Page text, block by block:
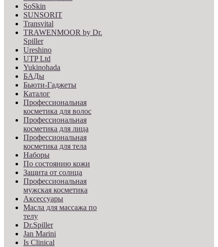
SoSkin
SUNSORIT
Transvital
TRAWENMOOR by Dr.
Spiller
Ureshino
UTP Ltd
Yukinohada
БАДы
Бьюти-Гаджеты
Каталог
Профессиональная
косметика для волос
Профессиональная
косметика для лица
Профессиональная
косметика для тела
Наборы
По состоянию кожи
Защита от солнца
Профессиональная
мужская косметика
Аксессуары
Масла для массажа по
телу
Dr.Spiller
Jan Marini
Is Clinical